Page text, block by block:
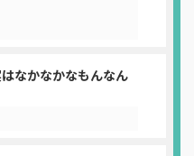
なかなかなもんなん